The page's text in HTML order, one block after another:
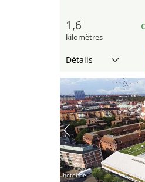
1,6
kilomètres
Détails
hotel.de